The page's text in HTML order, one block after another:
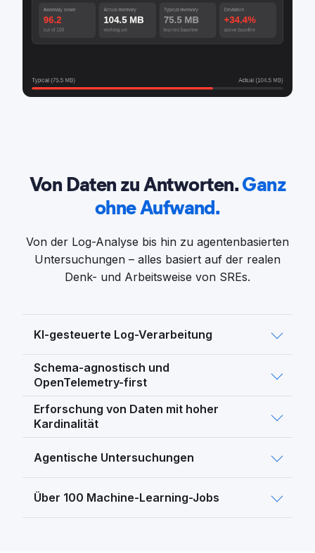
Von Daten zu Antworten.Ganz
ohne Aufwand.
Von der Log-Analyse bis hin zu agentenbasierten
Untersuchungen – alles basiert auf der realen
Denk- und Arbeitsweise von SREs.
KI-gesteuerte Log-Verarbeitung
Schema-agnostisch und
OpenTelemetry-first
Erforschung von Daten mit hoher
Kardinalität
Agentische Untersuchungen
Über 100 Machine-Learning-Jobs